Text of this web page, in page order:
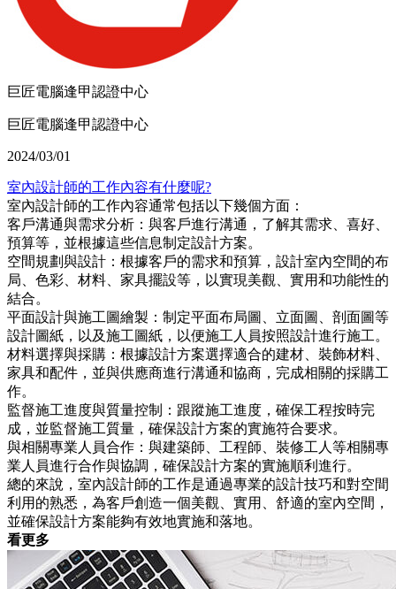
巨匠電腦逢甲認證中心
巨匠電腦逢甲認證中心
2024/03/01
室內設計師的工作內容有什麼呢?
室內設計師的工作內容通常包括以下幾個方面：
客戶溝通與需求分析：與客戶進行溝通，了解其需求、喜好、
預算等，並根據這些信息制定設計方案。
空間規劃與設計：根據客戶的需求和預算，設計室內空間的布
局、色彩、材料、家具擺設等，以實現美觀、實用和功能性的
結合。
平面設計與施工圖繪製：制定平面布局圖、立面圖、剖面圖等
設計圖紙，以及施工圖紙，以便施工人員按照設計進行施工。
材料選擇與採購：根據設計方案選擇適合的建材、裝飾材料、
家具和配件，並與供應商進行溝通和協商，完成相關的採購工
作。
監督施工進度與質量控制：跟蹤施工進度，確保工程按時完
成，並監督施工質量，確保設計方案的實施符合要求。
與相關專業人員合作：與建築師、工程師、裝修工人等相關專
業人員進行合作與協調，確保設計方案的實施順利進行。
總的來說，室內設計師的工作是通過專業的設計技巧和對空間
利用的熟悉，為客戶創造一個美觀、實用、舒適的室內空間，
並確保設計方案能夠有效地實施和落地。
看更多